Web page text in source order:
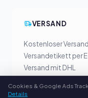
VERSAND
Kostenloser Versand
Versandetikett per
Versand mit DHL
Cookies & Google Ads
Details